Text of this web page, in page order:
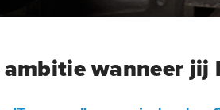
ambitie wanneer jij